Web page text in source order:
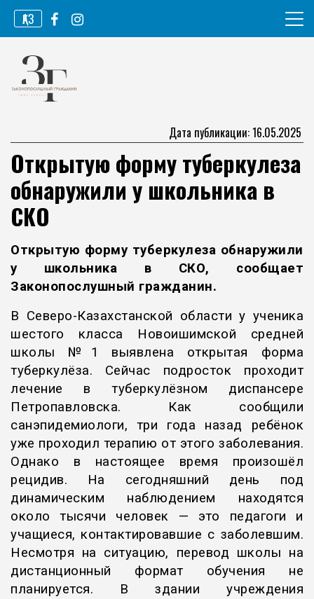
Перейти
содержимому
ҚАЗ
Законопослушный гражданин
Дата публикации: 16.05.2025
Открытую форму туберкулеза
обнаружили у школьника в
СКО
Открытую форму туберкулеза обнаружили
у школьника в СКО, сообщает
Законопослушный гражданин.
В Северо-Казахстанской области у ученика
шестого класса Новоишимской средней
школы №1 выявлена открытая форма
туберкулёза. Сейчас подросток проходит
лечение в туберкулёзном диспансере
Петропавловска. Как сообщили
санэпидемиологи, три года назад ребёнок
уже проходил терапию от этого заболевания.
Однако в настоящее время произошёл
рецидив. На сегодняшний день под
динамическим наблюдением находятся
около тысячи человек — это педагоги и
учащиеся, контактировавшие с заболевшим.
Несмотря на ситуацию, перевод школы на
дистанционный формат обучения не
планируется. В здании учреждения